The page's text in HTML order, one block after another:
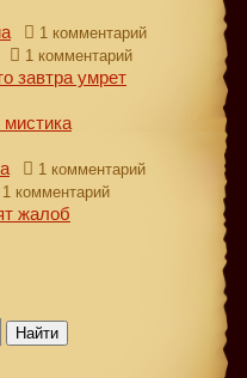
1 комментарий
1 комментарий
завтра умрет
1 комментарий
1 комментарий
жалоб
Найти